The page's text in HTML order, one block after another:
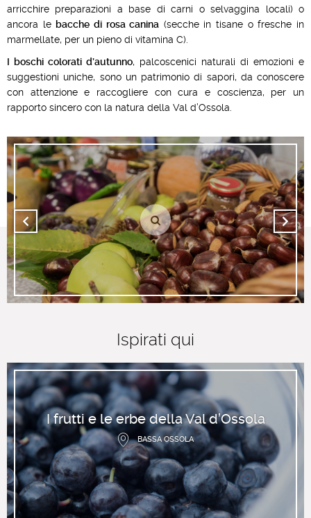
arricchire preparazioni a base di carni o selvaggina locali) o
ancora le bacche di rosa canina (secche in tisane o fresche in
marmellate, per un pieno di vitamina C).
I boschi colorati d’autunno, palcoscenici naturali di emozioni e
suggestioni uniche, sono un patrimonio di sapori, da conoscere
con attenzione e raccogliere con cura e coscienza, per un
rapporto sincero con la natura della Val d’Ossola.
Ispirati qui
I frutti e le erbe della Val d’Ossola
BASSA OSSOLA